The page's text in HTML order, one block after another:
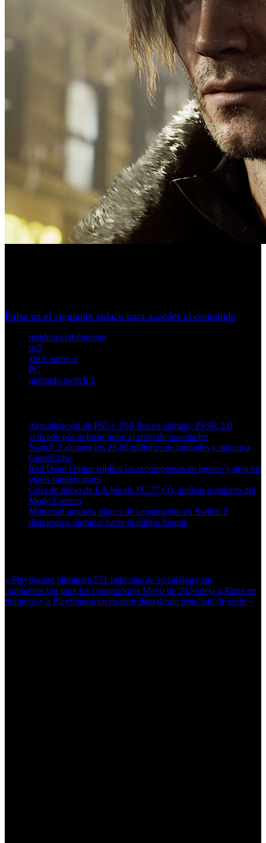
Pulsa en el siguiente enlace para acceder al contenido
resident evil requiem
ps5
xbox series x
PC
nintendo switch 2
Actualización de PS5 y PS5 Pro en camino: PSSR 2.0
activado por defecto junto al resto de novedades
Switch 2 alcanza los 23,68 millones de unidades y supera a
GameCube
Red Dead Online triplica las recompensas en agosto y deja los
viajes rápidos gratis
Guía de inicio de EA Sports FC 27 (3): análisis completo del
Modo Carrera
Minecraft anuncia planes de lanzamiento en Switch 2
dispuesto a iluminar hasta el último bloque
« PlayStation eliminará 551 películas de su catálogo sin
compensación para los compradores Mayo de 2026 deja a Xbox en
mínimos y a PlayStation en su peor dato desde principio de siglo »